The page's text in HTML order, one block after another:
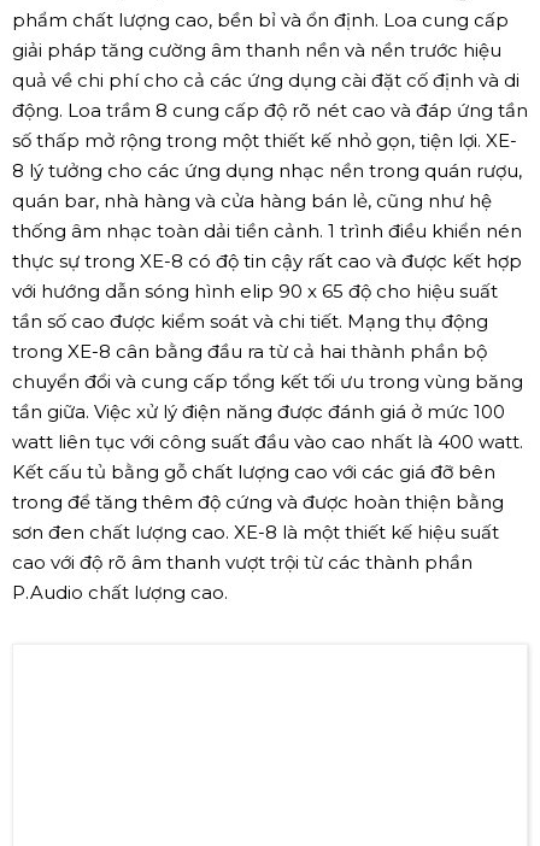
phẩm chất lượng cao, bền bỉ và ổn định. Loa cung cấp
giải pháp tăng cường âm thanh nền và nền trước hiệu
quả về chi phí cho cả các ứng dụng cài đặt cố định và di
động. Loa trầm 8 cung cấp độ rõ nét cao và đáp ứng tần
số thấp mở rộng trong một thiết kế nhỏ gọn, tiện lợi. XE-
8 lý tưởng cho các ứng dụng nhạc nền trong quán rượu,
quán bar, nhà hàng và cửa hàng bán lẻ, cũng như hệ
thống âm nhạc toàn dải tiền cảnh. 1 trình điều khiển nén
thực sự trong XE-8 có độ tin cậy rất cao và được kết hợp
với hướng dẫn sóng hình elip 90 x 65 độ cho hiệu suất
tần số cao được kiểm soát và chi tiết. Mạng thụ động
trong XE-8 cân bằng đầu ra từ cả hai thành phần bộ
chuyển đổi và cung cấp tổng kết tối ưu trong vùng băng
tần giữa. Việc xử lý điện năng được đánh giá ở mức 100
watt liên tục với công suất đầu vào cao nhất là 400 watt.
Kết cấu tủ bằng gỗ chất lượng cao với các giá đỡ bên
trong để tăng thêm độ cứng và được hoàn thiện bằng
sơn đen chất lượng cao. XE-8 là một thiết kế hiệu suất
cao với độ rõ âm thanh vượt trội từ các thành phần
P.Audio chất lượng cao.